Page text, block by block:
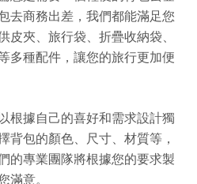
去商務出差，我們都能滿足您
皮夾、旅行袋、折疊收納袋、
多種配件，讓您的旅行更加便
根據自己的喜好和需求設計獨
背包的顏色、尺寸、材質等，
的專業團隊將根據您的要求製
滿意。